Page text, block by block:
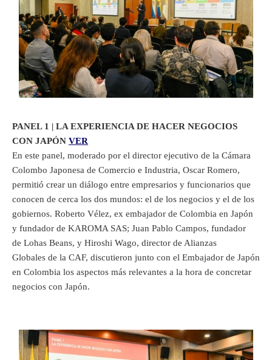
PANEL 1 | LA EXPERIENCIA DE HACER NEGOCIOS
CON JAPÓN VER
En este panel, moderado por el director ejecutivo de la Cámara
Colombo Japonesa de Comercio e Industria, Oscar Romero,
permitió crear un diálogo entre empresarios y funcionarios que
conocen de cerca los dos mundos: el de los negocios y el de los
gobiernos. Roberto Vélez, ex embajador de Colombia en Japón
y fundador de KAROMA SAS; Juan Pablo Campos, fundador
de Lohas Beans, y Hiroshi Wago, director de Alianzas
Globales de la CAF, discutieron junto con el Embajador de Japón
en Colombia los aspectos más relevantes a la hora de concretar
negocios con Japón.